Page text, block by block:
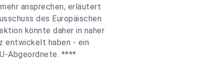
ansprechen, erläutert
des Europäischen
könnte daher in naher
entwickelt haben - ein
Abgeordnete. ****